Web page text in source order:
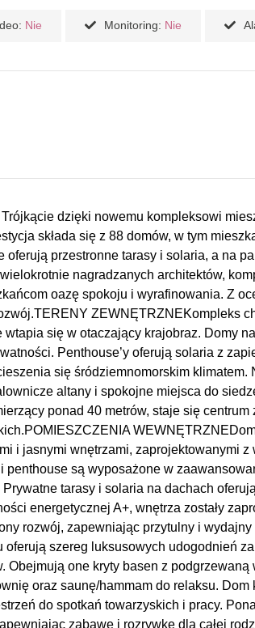
Nie Monitoring: Nie
dzięki nowemu kompleksowi
składa się z 88 domów, w tym
oferują przestronne tarasy i solaria, a na
nagradzanych architektów,
oazę spokoju i wyrafinowania. Z
ZEWNĘTRZNEKompleks
się w otaczający krajobraz. Domy
Penthouse’y oferują solaria z
się śródziemnomorskim klimatem.
altany i spokojne miejsca do
ponad 40 metrów, staje się
i jasnymi wnętrzami, zaprojektowanymi z
są wyposażone w
tarasy i solaria na dachach
energetycznej A+, wnętrza zostały
rozwój, zapewniając przytulny i wydajny
szereg luksusowych udogodnień
Obejmują one kryty basen z
oraz saunę/hammam do relaksu.
do spotkań towarzyskich i pracy.
zabawę i rozrywkę dla całej